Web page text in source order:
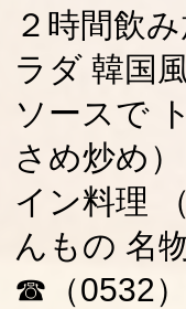
２時間飲
ラダ 韓国
ソースで
さめ炒め
イン料理
んもの 名
☎（0532